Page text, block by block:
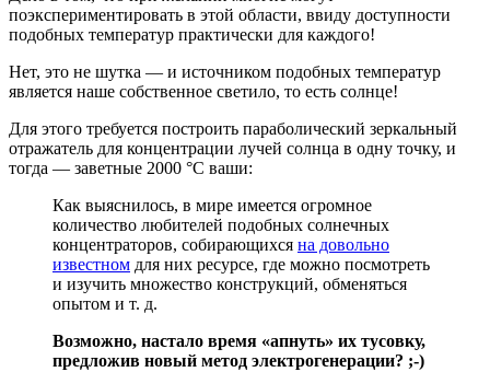
поэкспериментировать в этой области, ввиду доступности
подобных температур практически для каждого!
Нет, это не шутка — и источником подобных температур
является наше собственное светило, то есть солнце!
Для этого требуется построить параболический зеркальный
отражатель для концентрации лучей солнца в одну точку, и
тогда — заветные 2000 °C ваши:
Как выяснилось, в мире имеется огромное
количество любителей подобных солнечных
концентраторов, собирающихся на довольно
известном для них ресурсе, где можно посмотреть
и изучить множество конструкций, обменяться
опытом и т. д.
Возможно, настало время «апнуть» их тусовку,
предложив новый метод электрогенерации? ;-)